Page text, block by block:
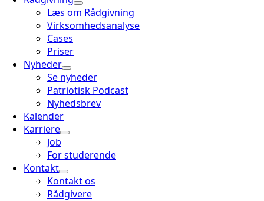
Læs om Rådgivning
Virksomhedsanalyse
Cases
Priser
Nyheder
Se nyheder
Patriotisk Podcast
Nyhedsbrev
Kalender
Karriere
Job
For studerende
Kontakt
Kontakt os
Rådgivere